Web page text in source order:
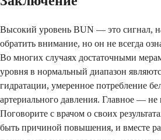
Высокий уровень BUN — это сигнал,
обратить внимание, но он не всегда
Во многих случаях достаточными
уровня в нормальный диапазон
гидратации, умеренное потребление
артериального давления. Главное — не
Поговорите с врачом о своих
быть причиной повышения, и вместе